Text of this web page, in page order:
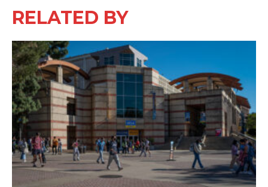
RELATED BY